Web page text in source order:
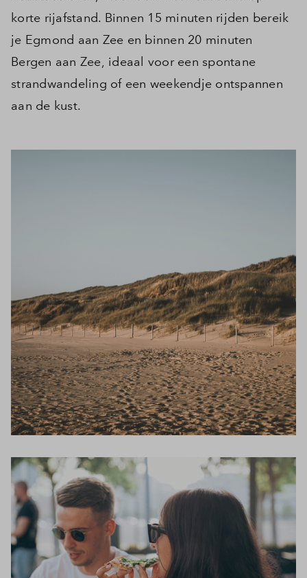
korte rijafstand. Binnen 15 minuten rijden bereik
je Egmond aan Zee en binnen 20 minuten
Bergen aan Zee, ideaal voor een spontane
strandwandeling of een weekendje ontspannen
aan de kust.